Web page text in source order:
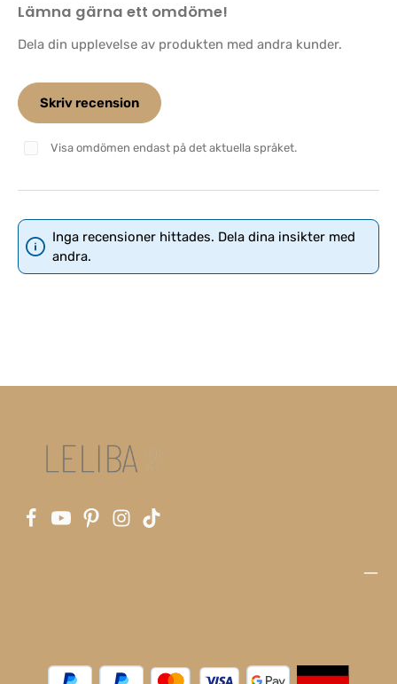
Genomsnittligt betyg på 0 av 5 stjärnor
Lämna gärna ett omdöme!
Dela din upplevelse av produkten med andra kunder.
Skriv recension
Visa omdömen endast på det aktuella språket.
Inga recensioner hittades. Dela dina insikter med
andra.